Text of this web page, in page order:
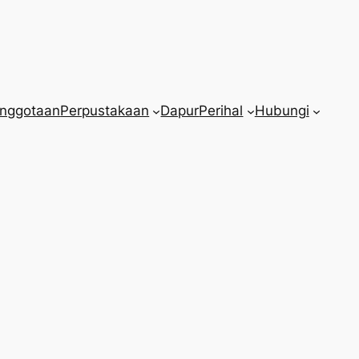
Perpustakaan DapurPerihal Hubungi